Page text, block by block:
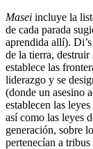
Masei incluye la
de cada parada
aprendida allí).
de la tierra,
establece las
liderazgo y se
(donde un asesino
establecen las
así como las leyes
generación, sobre
pertenecían a tribus